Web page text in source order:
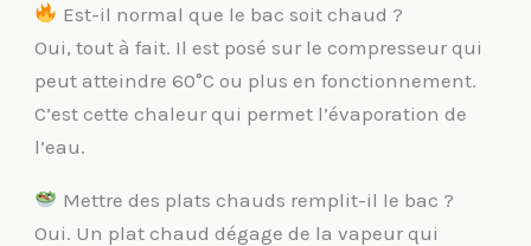
Est-il normal que le bac soit chaud ?
Oui, tout à fait. Il est posé sur le compresseur qui
peut atteindre 60°C ou plus en fonctionnement.
C’est cette chaleur qui permet l’évaporation de
l’eau.
Mettre des plats chauds remplit-il le bac ?
Oui. Un plat chaud dégage de la vapeur qui